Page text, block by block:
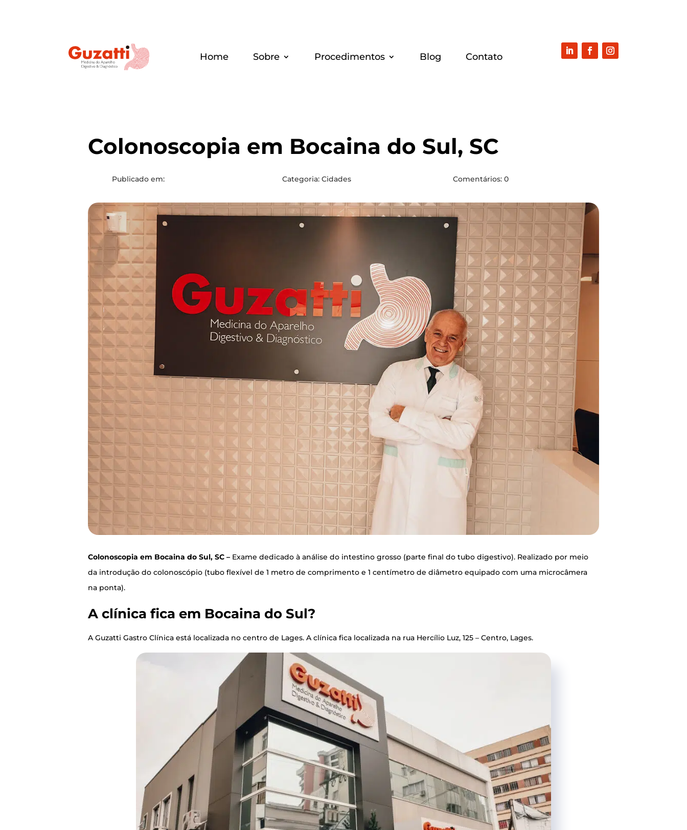
Home Sobre Pro­ce­di­men­tos Blog Con­ta­to
Colo­nos­co­pia em Bocai­na do Sul, SC
Publicado em: Categoria:Cidades Comentários: 0
Colo­nos­co­pia em Bocai­na do Sul, SC – Exa­me dedi­ca­do à aná­li­se do intes­ti­no gros­so (par­te final do tubo diges­ti­vo). Rea­li­za­do por meio
da intro­du­ção do colo­nos­có­pio (tubo fle­xí­vel de 1 metro de com­pri­men­to e 1 cen­tí­me­tro de diâ­me­tro equi­pa­do com uma micro­câ­me­ra
na ponta).
A clí­ni­ca fica em Bocai­na do Sul?
A Guzat­ti Gas­tro Clí­ni­ca está loca­li­za­da no cen­tro de Lages. A clí­ni­ca fica loca­li­za­da na rua Her­cí­lio Luz, 125 – Cen­tro, Lages.